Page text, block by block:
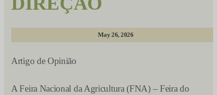
May 26, 2026
Artigo de Opinião
A Feira Nacional da Agricultura (FNA) – Feira do